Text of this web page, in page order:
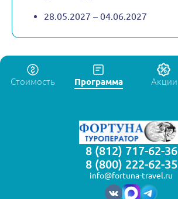
28.05.2027 – 04.06.2027
Стоимость Программа Акции
8 (812) 717-62-36
8 (800) 222-62-35
info@fortuna-travel.ru